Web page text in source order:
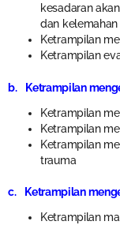
kesadaran
dan kelemahan
Ketrampilan
Ketrampilan
b. Ketrampilan
Ketrampilan
Ketrampilan
Ketrampilan
trauma
c. Ketrampilan
Ketrampilan